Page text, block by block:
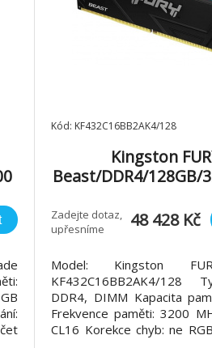
Kód: KF432C16BB2AK4/128
Kingston
Beast/DDR4/128GB/
Zadejte dotaz,
upřesníme
48 428 Kč
Model: Kingston
KF432C16BB2AK4/128
DDR4, DIMM Kapacita
Frekvence paměti: 3200
CL16 Korekce chyb: ne